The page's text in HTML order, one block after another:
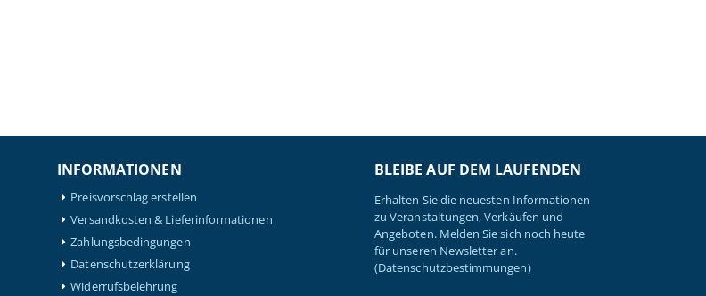
INFORMATIONEN
Preisvorschlag erstellen
Versandkosten & Lieferinformationen
Zahlungsbedingungen
Datenschutzerklärung
Widerrufsbelehrung
BLEIBE AUF DEM LAUFENDEN
Erhalten Sie die neuesten Informationen
zu Veranstaltungen, Verkäufen und
Angeboten. Melden Sie sich noch heute
für unseren Newsletter an.
(Datenschutzbestimmungen)